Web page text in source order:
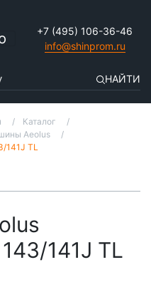
+7 (495) 106-36-46
info@shinprom.ru
НАЙТИ
Каталог
Aeolus
141J TL
141J TL